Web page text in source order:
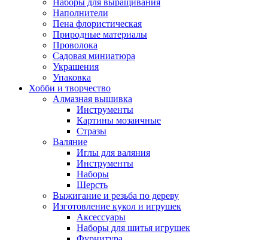
Наборы для выращивания
Наполнители
Пена флористическая
Природные материалы
Проволока
Садовая миниатюра
Украшения
Упаковка
Хобби и творчество
Алмазная вышивка
Инструменты
Картины мозаичные
Стразы
Валяние
Иглы для валяния
Инструменты
Наборы
Шерсть
Выжигание и резьба по дереву
Изготовление кукол и игрушек
Аксессуары
Наборы для шитья игрушек